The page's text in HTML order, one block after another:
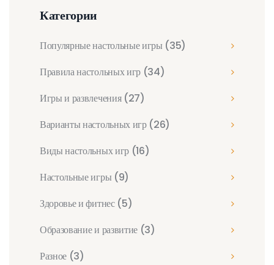
Категории
Популярные настольные игры (35)
Правила настольных игр (34)
Игры и развлечения (27)
Варианты настольных игр (26)
Виды настольных игр (16)
Настольные игры (9)
Здоровье и фитнес (5)
Образование и развитие (3)
Разное (3)